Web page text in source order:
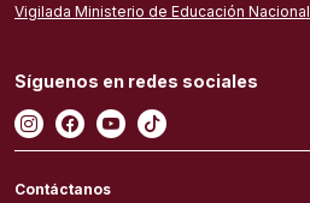
Vigilada Ministerio de Educación Nacional
Síguenos en redes sociales
Contáctanos